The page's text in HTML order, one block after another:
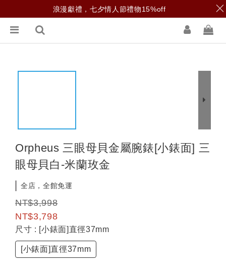
Orpheus 三眼母貝金屬腕錶[小錶面] 三
眼母貝白-米蘭玫金
全店，全館免運
NT$3,998
NT$3,798
尺寸 : [小錶面]直徑37mm
[小錶面]直徑37mm
浪漫獻禮，七夕情人節禮物15%off